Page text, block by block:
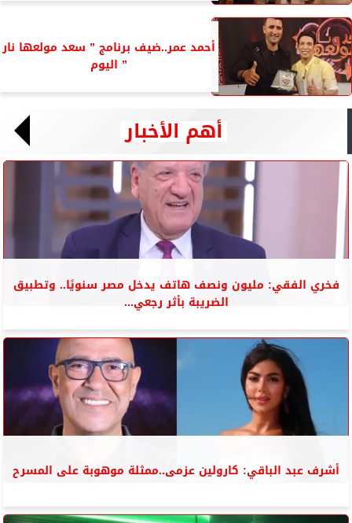
أحمد عمر..ضيف برنامج ” سعد مولعها نار
” اليوم
أهم الأخبار
فخري الفقي: مليون ونصف هاتف يدخل مصر سنويًا.. وتطبيق
الضريبة بأثر رجعي...
أشرف عبد الباقي: كارولين عزمى..ممثلة موهوبة على المسرح